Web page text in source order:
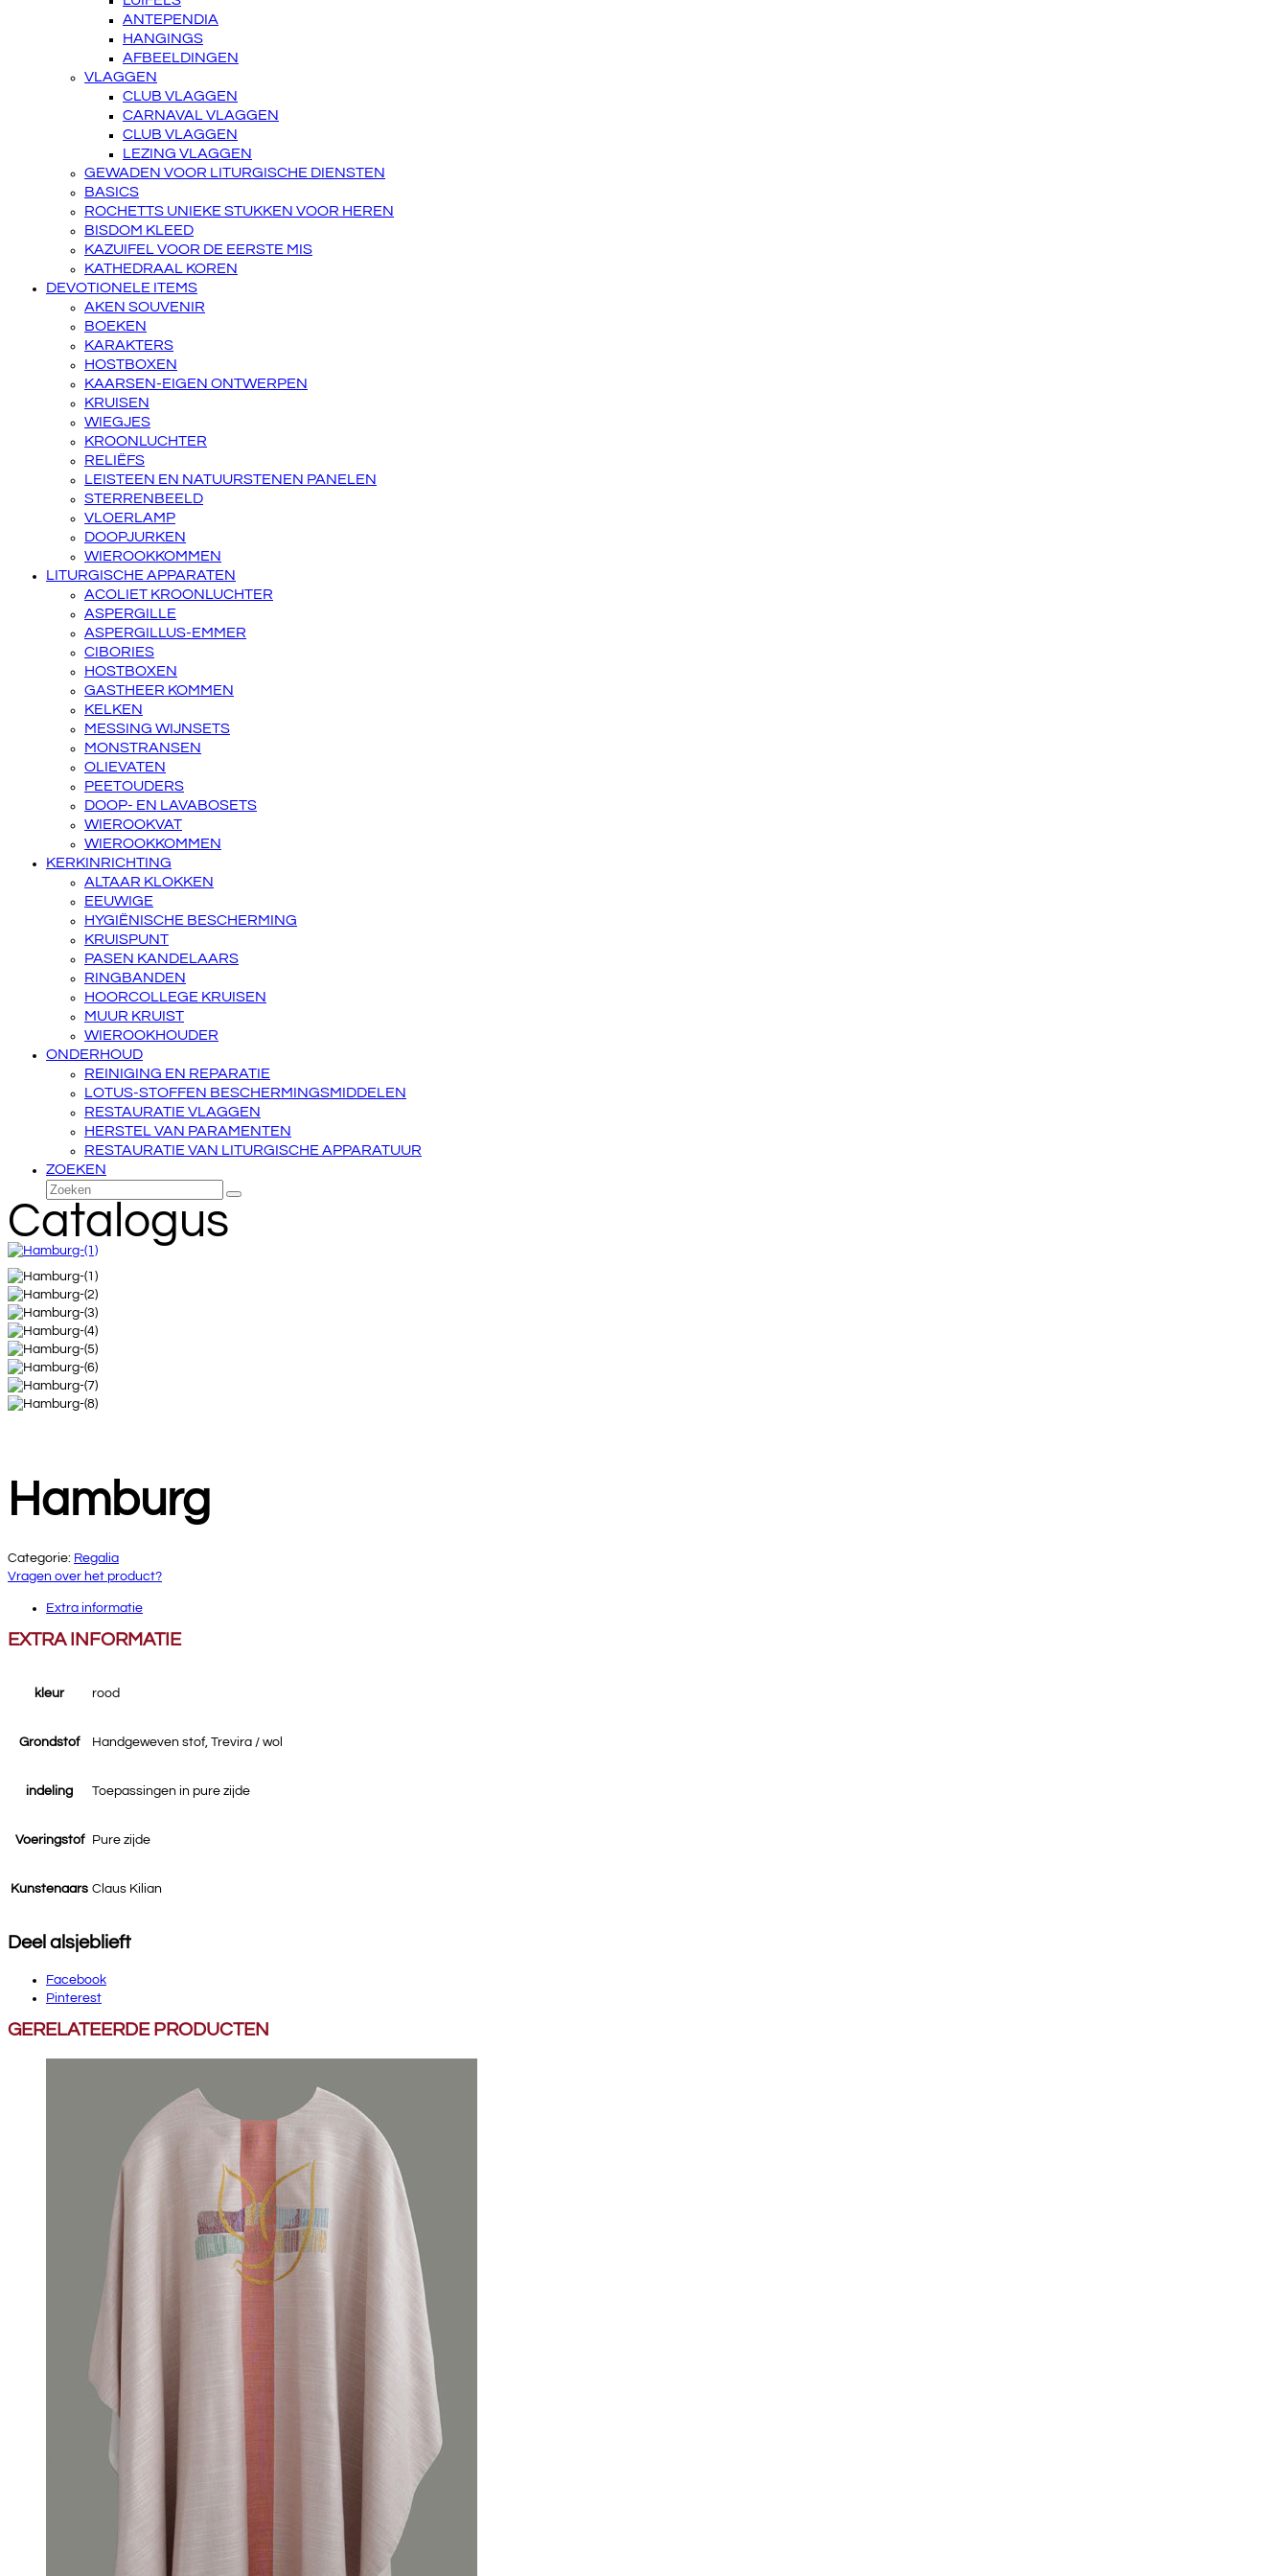
ANTEPENDIA
HANGINGS
AFBEELDINGEN
VLAGGEN
CLUB VLAGGEN
CARNAVAL VLAGGEN
CLUB VLAGGEN
LEZING VLAGGEN
GEWADEN VOOR LITURGISCHE DIENSTEN
BASICS
ROCHETTS UNIEKE STUKKEN VOOR HEREN
BISDOM KLEED
KAZUIFEL VOOR DE EERSTE MIS
KATHEDRAAL KOREN
DEVOTIONELE ITEMS
AKEN SOUVENIR
BOEKEN
KARAKTERS
HOSTBOXEN
KAARSEN-EIGEN ONTWERPEN
KRUISEN
WIEGJES
KROONLUCHTER
RELIËFS
LEISTEEN EN NATUURSTENEN PANELEN
STERRENBEELD
VLOERLAMP
DOOPJURKEN
WIEROOKKOMMEN
LITURGISCHE APPARATEN
ACOLIET KROONLUCHTER
ASPERGILLE
ASPERGILLUS-EMMER
CIBORIES
HOSTBOXEN
GASTHEER KOMMEN
KELKEN
MESSING WIJNSETS
MONSTRANSEN
OLIEVATEN
PEETOUDERS
DOOP- EN LAVABOSETS
WIEROOKVAT
WIEROOKKOMMEN
KERKINRICHTING
ALTAAR KLOKKEN
EEUWIGE
HYGIËNISCHE BESCHERMING
KRUISPUNT
PASEN KANDELAARS
RINGBANDEN
HOORCOLLEGE KRUISEN
MUUR KRUIST
WIEROOKHOUDER
ONDERHOUD
REINIGING EN REPARATIE
LOTUS-STOFFEN BESCHERMINGSMIDDELEN
RESTAURATIE VLAGGEN
HERSTEL VAN PARAMENTEN
RESTAURATIE VAN LITURGISCHE APPARATUUR
ZOEKEN
Zoeken
Verzenden
Catalogus
Hamburg
Categorie: Regalia
Vragen over het product?
Extra informatie
EXTRA INFORMATIE
kleur rood
Grondstof Handgeweven stof, Trevira / wol
indeling Toepassingen in pure zijde
Voeringstof Pure zijde
Kunstenaars Claus Kilian
Deel alsjeblieft
Facebook
Pinterest
GERELATEERDE PRODUCTEN